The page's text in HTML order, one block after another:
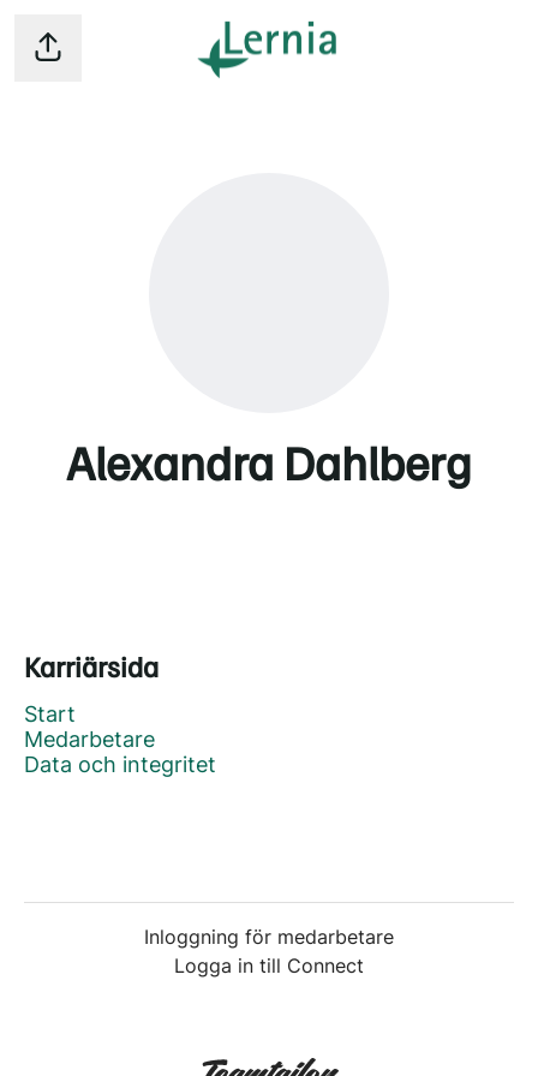
Dela sidan
Alexandra Dahlberg
Karriärsida
Start
Medarbetare
Data och integritet
Inloggning för medarbetare
Logga in till Connect